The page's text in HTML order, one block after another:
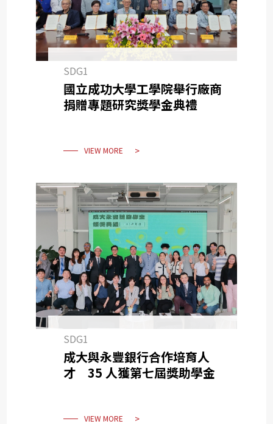
SDG1
國立成功大學工學院舉行廠商
捐贈專題研究獎學金典禮
VIEW MORE
SDG1
成大與永豐銀行合作培育人
才 35 人獲第七屆獎助學金
VIEW MORE